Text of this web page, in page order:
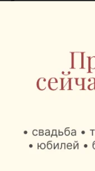
бортами, черные
желании можно
Добиться
а-ля эмблема
рукоделием
Из аксессуаров
такой же кулон